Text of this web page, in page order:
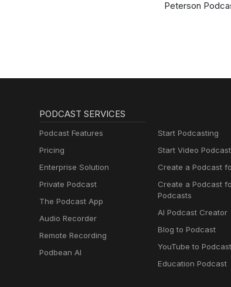
Peterson
PODCAST SERVICES
Podcast Features
Pricing
Enterprise Solution
Private Podcast
The Podcast App
Audio Recorder
Remote Recording
Podbean AI
Start Podcasting
Start Video Podcast
Create a Podcast
Create a Podcast
Podcasts
AI Podcast Creator
Blog to Podcast
YouTube to Podcast
Education Podcast